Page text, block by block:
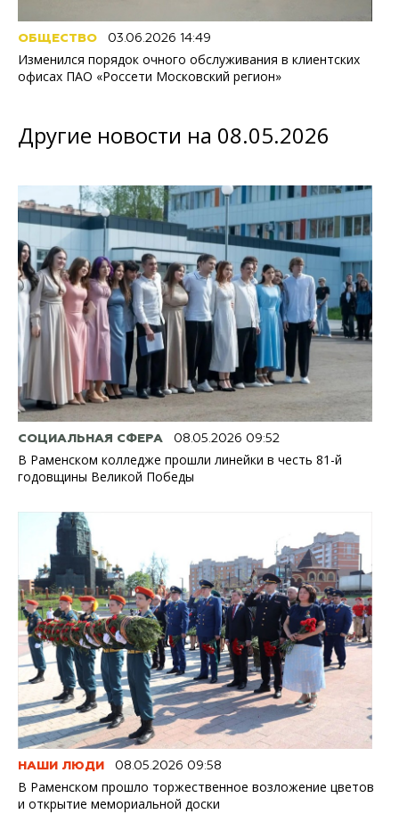
ОБЩЕСТВО 03.06.2026 14:49
Изменился порядок очного обслуживания в клиентских
офисах ПАО «Россети Московский регион»
Другие новости на 08.05.2026
СОЦИАЛЬНАЯ СФЕРА 08.05.2026 09:52
В Раменском колледже прошли линейки в честь 81-й
годовщины Великой Победы
НАШИ ЛЮДИ 08.05.2026 09:58
В Раменском прошло торжественное возложение цветов
и открытие мемориальной доски